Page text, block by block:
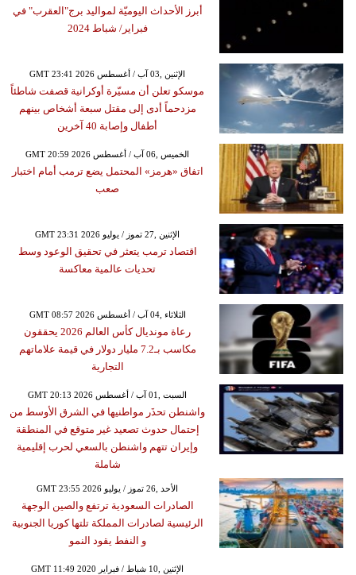
أبرز الأحداث اليوميّة لمواليد برج"العقرب" في
فبراير/ شباط 2024
GMT 23:41 2026 الإثنين ,03 آب / أغسطس
موسكو تعلن أن مسيّرة أوكرانية قصفت شاطئاً
مزدحماً أدى إلى مقتل سبعة أشخاص بينهم
أطفال وإصابة 40 آخرين
GMT 20:59 2026 الخميس ,06 آب / أغسطس
اتفاق «هرمز» المحتمل يضع ترمب أمام اختبار
صعب
GMT 23:31 2026 الإثنين ,27 تموز / يوليو
اقتصاد ترمب يتعثر في تحقيق الوعود وسط
تحديات عالمية معاكسة
GMT 08:57 2026 الثلاثاء ,04 آب / أغسطس
رعاة مونديال كأس العالم 2026 يحققون
مكاسب بـ7.2 مليار دولار في قيمة علاماتهم
التجارية
GMT 20:13 2026 السبت ,01 آب / أغسطس
واشنطن تحذَر مواطنيها في الشرق الأوسط من
إحتمال حدوث تصعيد غير متوقع في المنطقة
وإيران تتهم واشنطن بالسعي لحرب إقليمية
شاملة
GMT 23:55 2026 الأحد ,26 تموز / يوليو
الصادرات السعودية ترتفع والصين الوجهة
الرئيسية لصادرات المملكة تلتها كوريا الجنوبية
و النفط يقود النمو
GMT 11:49 2020 الإثنين ,10 شباط / فبراير